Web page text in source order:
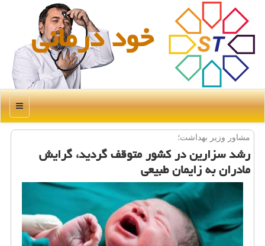
خود درمانی
منو
مشاور وزیر بهداشت؛
رشد سزارین در كشور متوقف گردید، گرایش
مادران به زایمان طبیعی